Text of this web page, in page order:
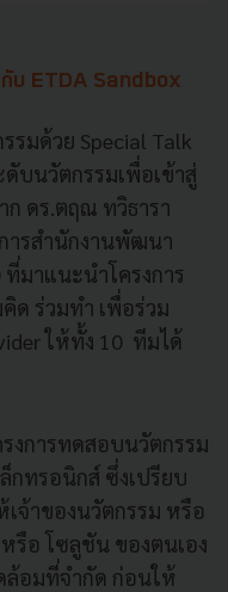
กับ ETDA Sandbox
รมด้วย Special Talk
บนวัตกรรมเพื่อเข้าสู่
ก ดร.ตฤณ ทวิธารา
รสำนักงานพัฒนา
ที่มาแนะนำโครงการ
คิด ร่วมทำ เพื่อร่วม
ให้ทั้ง 10 ทีมได้
งการทดสอบนวัตกรรม
กทรอนิกส์ ซึ่งเปรียบ
จ้าของนวัตกรรม หรือ
รือ โซลูชัน ของตนเอง
อมที่จำกัด ก่อนให้